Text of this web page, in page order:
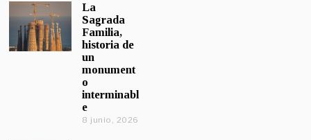
La
Sagrada
Familia,
historia de
un
monument
o
interminabl
e
8 junio, 2026